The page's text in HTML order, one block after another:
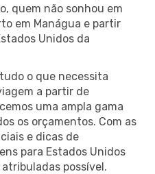
quem não sonhou em
em Manágua e partir
Unidos da
o que necessita
a partir de
uma ampla gama
os orçamentos. Com as
e dicas de
para Estados Unidos
possível.